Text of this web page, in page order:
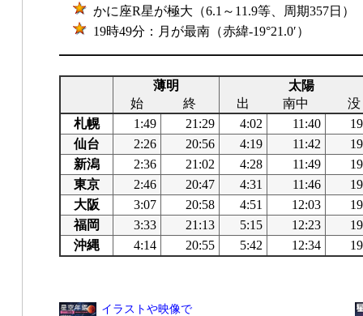
かに座R星が極大（6.1～11.9等、周期357日）
19時49分：月が最南（赤緯-19°21.0′）
薄明
太陽
始
終 出 南中
没
札幌
1:49 21:29 4:02 11:40
仙台
2:26 20:56 4:19 11:42
新潟
2:36 21:02 4:28 11:49
東京
2:46 20:47 4:31 11:46
大阪
3:07 20:58 4:51 12:03
福岡
3:33 21:13 5:15 12:23
沖縄
4:14 20:55 5:42 12:34
イラストや映像で